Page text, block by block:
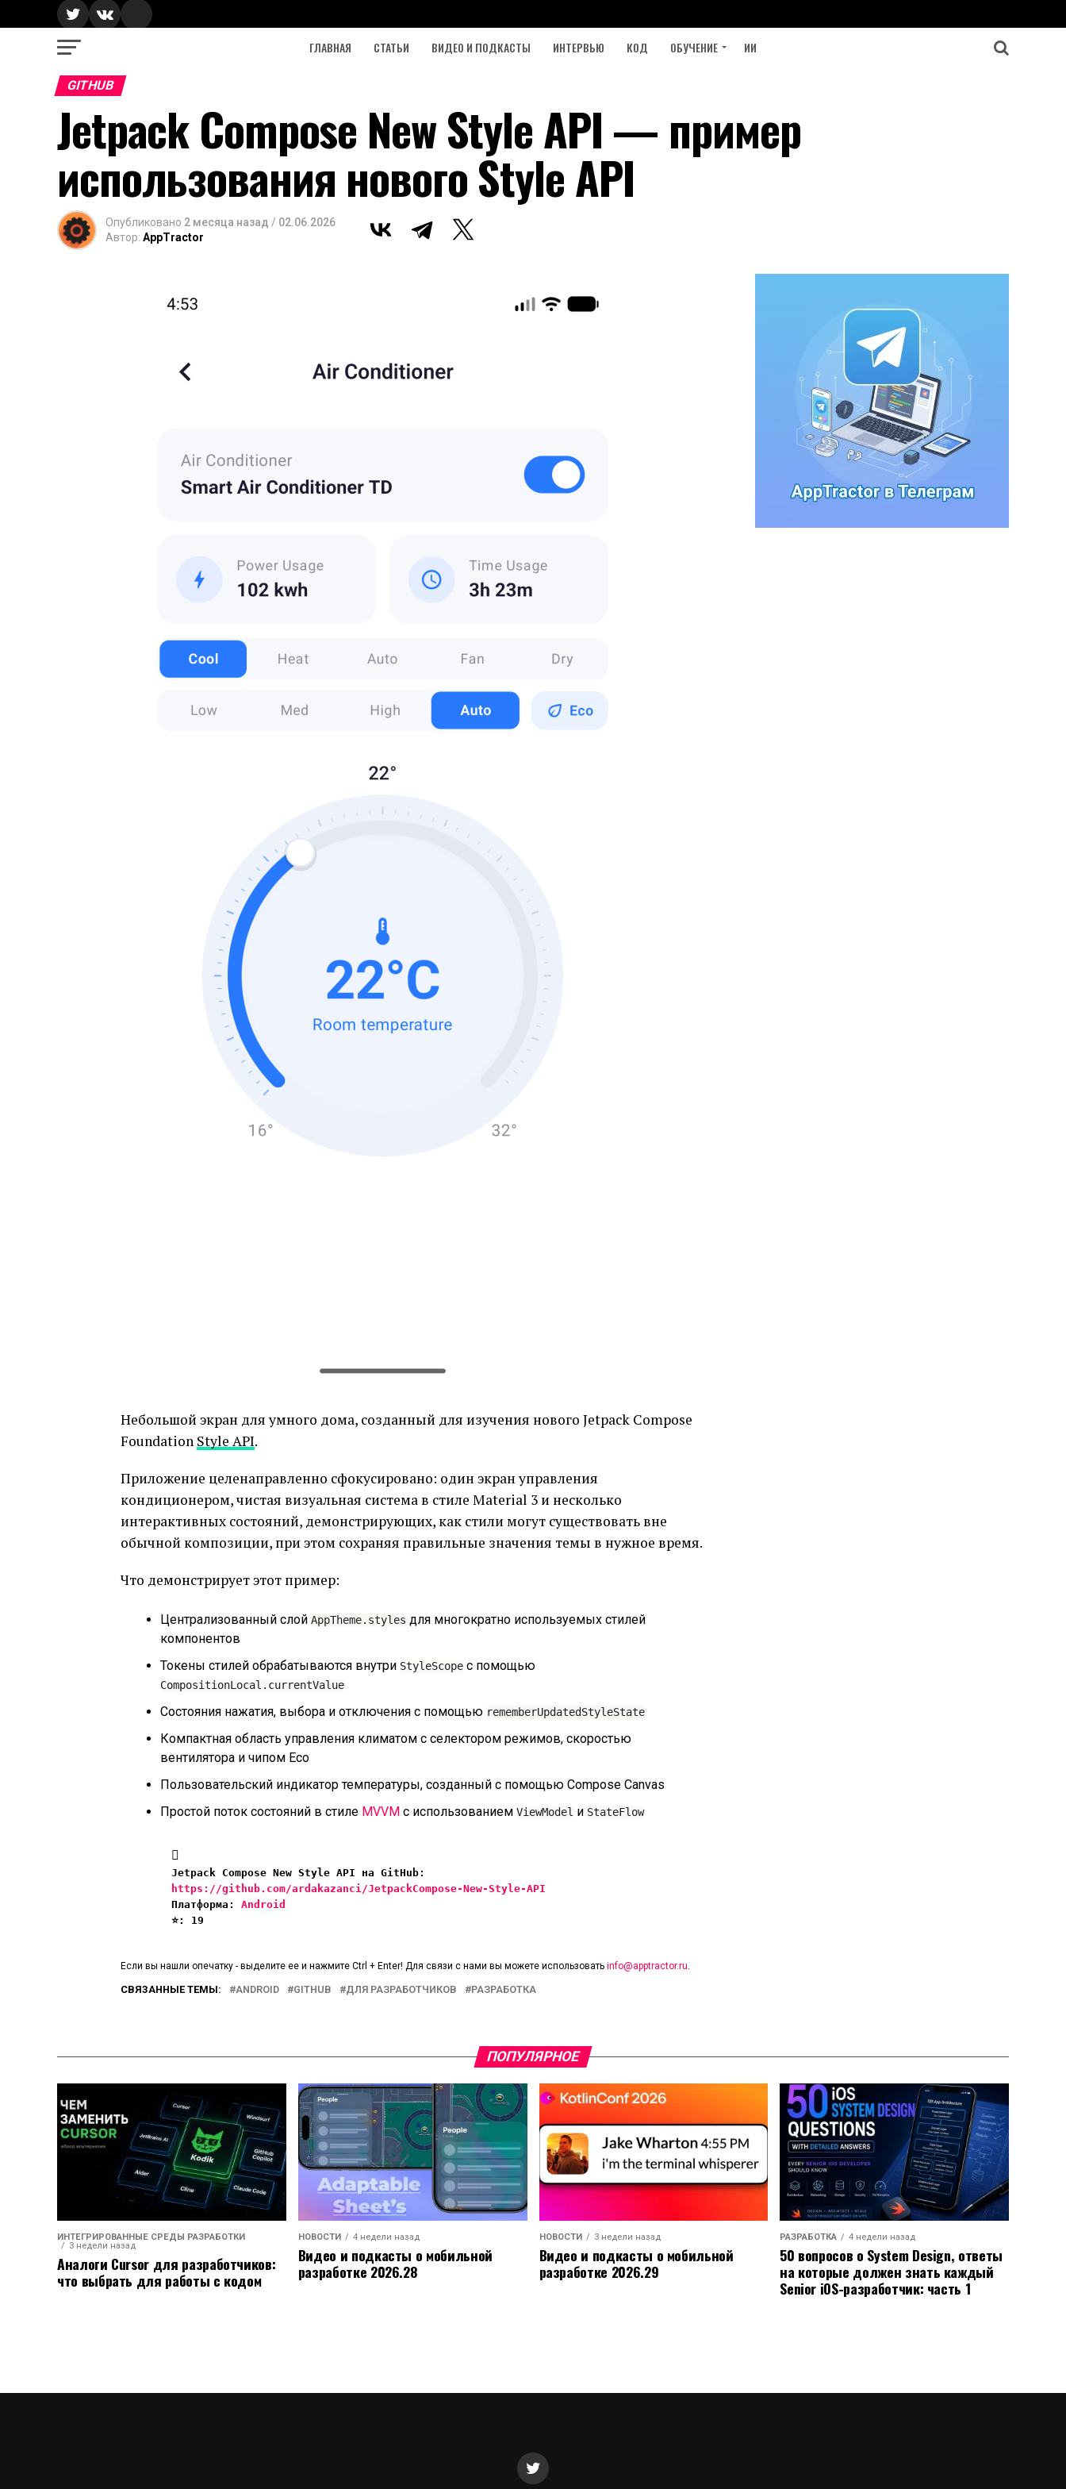
ГЛАВНАЯ СТАТЬИ ВИДЕО И ПОДКАСТЫ ИНТЕРВЬЮ КОД ОБУЧЕНИЕ ИИ
GITHUB
Jetpack Compose New Style API — пример
использования нового Style API
Опубликовано 2 месяца назад / 02.06.2026
Автор: AppTractor
Небольшой экран для умного дома, созданный для изучения нового Jetpack Compose
Foundation Style API.
Приложение целенаправленно сфокусировано: один экран управления
кондиционером, чистая визуальная система в стиле Material 3 и несколько
интерактивных состояний, демонстрирующих, как стили могут существовать вне
обычной композиции, при этом сохраняя правильные значения темы в нужное время.
Что демонстрирует этот пример:
Централизованный слой AppTheme.styles для многократно используемых стилей
компонентов
Токены стилей обрабатываются внутри StyleScope с помощью
CompositionLocal.currentValue
Состояния нажатия, выбора и отключения с помощью rememberUpdatedStyleState
Компактная область управления климатом с селектором режимов, скоростью
вентилятора и чипом Eco
Пользовательский индикатор температуры, созданный с помощью Compose Canvas
Простой поток состояний в стиле MVVM с использованием ViewModel и StateFlow
https://github.com/ardakazanci/JetpackCompose-New-Style-API
Платформа: Android
⭐️: 19
Если вы нашли опечатку - выделите ее и нажмите Ctrl + Enter! Для связи с нами вы можете использовать info@apptractor.ru.
СВЯЗАННЫЕ ТЕМЫ: ANDROID GITHUB ДЛЯ РАЗРАБОТЧИКОВ РАЗРАБОТКА
ПОПУЛЯРНОЕ
ИНТЕГРИРОВАННЫЕ СРЕДЫ РАЗРАБОТКИ
3 недели назад
Аналоги Cursor для разработчиков:
что выбрать для работы с кодом
НОВОСТИ 4 недели назад
Видео и подкасты о мобильной
разработке 2026.28
НОВОСТИ 3 недели назад
Видео и подкасты о мобильной
разработке 2026.29
РАЗРАБОТКА 4 недели назад
50 вопросов о System Design, ответы
на которые должен знать каждый
Senior iOS-разработчик: часть 1